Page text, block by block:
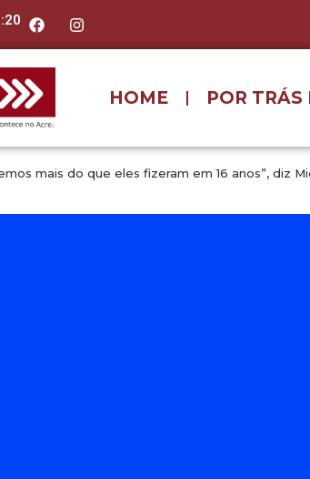
HOME POR TRÁS
mais do que eles fizeram em 16 anos”, diz